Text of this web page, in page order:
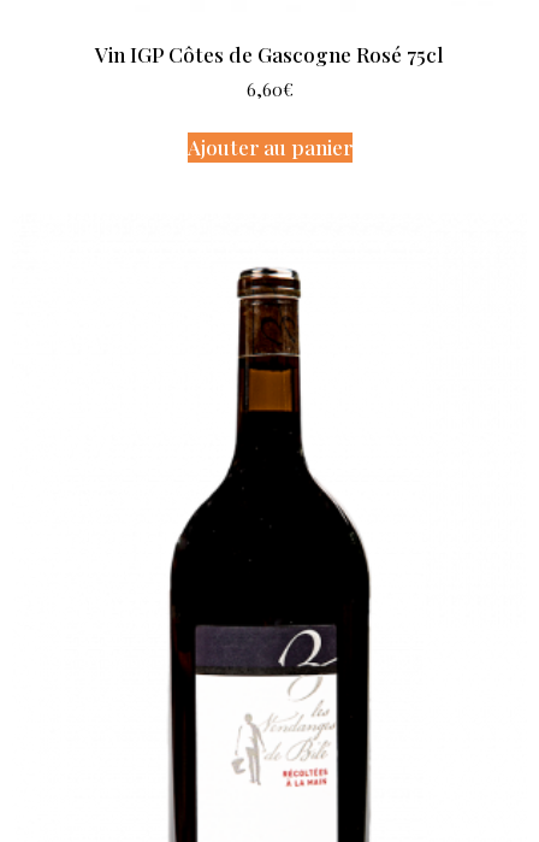
Vin IGP Côtes de Gascogne Rosé 75cl
6,60€
Ajouter au panier